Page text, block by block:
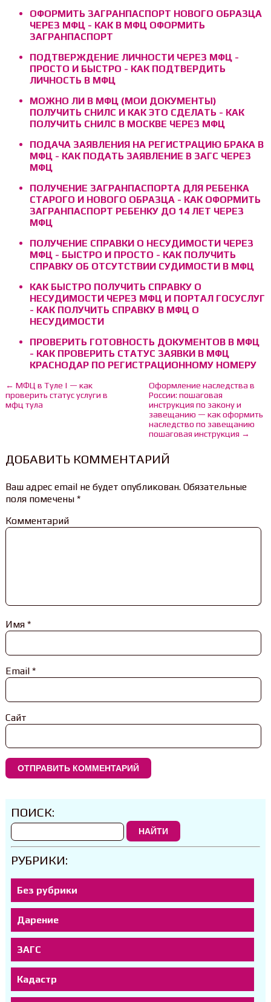
ОФОРМИТЬ ЗАГРАНПАСПОРТ НОВОГО ОБРАЗЦА
ЧЕРЕЗ МФЦ - КАК В МФЦ ОФОРМИТЬ
ЗАГРАНПАСПОРТ
ПОДТВЕРЖДЕНИЕ ЛИЧНОСТИ ЧЕРЕЗ МФЦ -
ПРОСТО И БЫСТРО - КАК ПОДТВЕРДИТЬ
ЛИЧНОСТЬ В МФЦ
МОЖНО ЛИ В МФЦ (МОИ ДОКУМЕНТЫ)
ПОЛУЧИТЬ СНИЛС И КАК ЭТО СДЕЛАТЬ - КАК
ПОЛУЧИТЬ СНИЛС В МОСКВЕ ЧЕРЕЗ МФЦ
ПОДАЧА ЗАЯВЛЕНИЯ НА РЕГИСТРАЦИЮ БРАКА В
МФЦ - КАК ПОДАТЬ ЗАЯВЛЕНИЕ В ЗАГС ЧЕРЕЗ
МФЦ
ПОЛУЧЕНИЕ ЗАГРАНПАСПОРТА ДЛЯ РЕБЕНКА
СТАРОГО И НОВОГО ОБРАЗЦА - КАК ОФОРМИТЬ
ЗАГРАНПАСПОРТ РЕБЕНКУ ДО 14 ЛЕТ ЧЕРЕЗ
МФЦ
ПОЛУЧЕНИЕ СПРАВКИ О НЕСУДИМОСТИ ЧЕРЕЗ
МФЦ - БЫСТРО И ПРОСТО - КАК ПОЛУЧИТЬ
СПРАВКУ ОБ ОТСУТСТВИИ СУДИМОСТИ В МФЦ
КАК БЫСТРО ПОЛУЧИТЬ СПРАВКУ О
НЕСУДИМОСТИ ЧЕРЕЗ МФЦ И ПОРТАЛ ГОСУСЛУГ
- КАК ПОЛУЧИТЬ СПРАВКУ В МФЦ О
НЕСУДИМОСТИ
ПРОВЕРИТЬ ГОТОВНОСТЬ ДОКУМЕНТОВ В МФЦ
- КАК ПРОВЕРИТЬ СТАТУС ЗАЯВКИ В МФЦ
КРАСНОДАР ПО РЕГИСТРАЦИОННОМУ НОМЕРУ
← МФЦ в Туле | — как
проверить статус услуги в
мфц тула
Оформление наследства в
России: пошаговая
инструкция по закону и
завещанию — как оформить
наследство по завещанию
пошаговая инструкция →
ДОБАВИТЬ КОММЕНТАРИЙ
Ваш адрес email не будет опубликован.Обязательные
поля помечены *
Комментарий
Имя *
Email *
Сайт
ПОИСК:
НАЙТИ
РУБРИКИ:
Без рубрики
Дарение
ЗАГС
Кадастр